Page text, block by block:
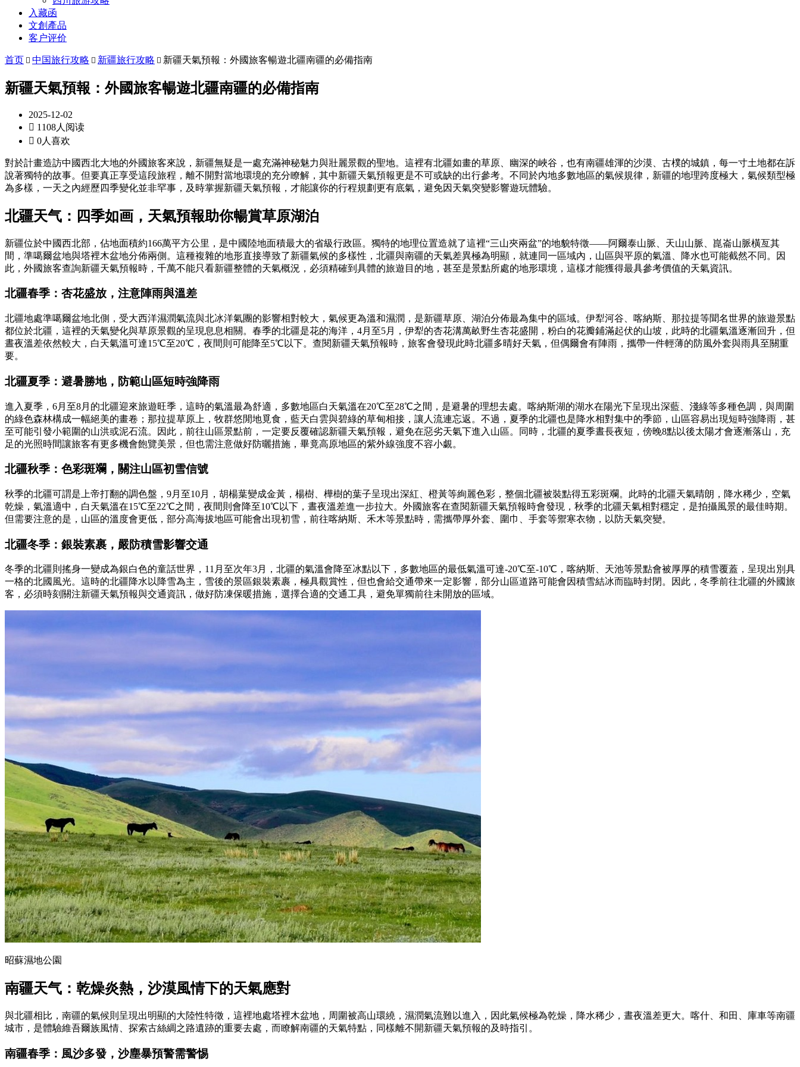
入藏函
文創產品
客户评价
首页  中国旅行攻略  新疆旅行攻略  新疆天氣預報：外國旅客暢遊北疆南疆的必備指南
新疆天氣預報：外國旅客暢遊北疆南疆的必備指南
2025-12-02
 1108人阅读
 0人喜欢
對於計畫造訪中國西北大地的外國旅客來說，新疆無疑是一處充滿神秘魅力與壯麗景觀的聖地。這裡有北疆如畫的草原、幽深的峽谷，也有南疆雄渾的沙漠、古樸的城鎮，每一寸土地都在訴
說著獨特的故事。但要真正享受這段旅程，離不開對當地環境的充分瞭解，其中新疆天氣預報更是不可或缺的出行參考。不同於內地多數地區的氣候規律，新疆的地理跨度極大，氣候類型極
為多樣，一天之內經歷四季變化並非罕事，及時掌握新疆天氣預報，才能讓你的行程規劃更有底氣，避免因天氣突變影響遊玩體驗。
北疆天气：四季如画，天氣預報助你暢賞草原湖泊
新疆位於中國西北部，佔地面積約166萬平方公里，是中國陸地面積最大的省級行政區。獨特的地理位置造就了這裡“三山夾兩盆”的地貌特徵——阿爾泰山脈、天山山脈、崑崙山脈橫亙其
間，準噶爾盆地與塔裡木盆地分佈兩側。這種複雜的地形直接導致了新疆氣候的多樣性，北疆與南疆的天氣差異極為明顯，就連同一區域內，山區與平原的氣溫、降水也可能截然不同。因
此，外國旅客查詢新疆天氣預報時，千萬不能只看新疆整體的天氣概況，必須精確到具體的旅遊目的地，甚至是景點所處的地形環境，這樣才能獲得最具參考價值的天氣資訊。
北疆春季：杏花盛放，注意陣雨與溫差
北疆地處準噶爾盆地北側，受大西洋濕潤氣流與北冰洋氣團的影響相對較大，氣候更為溫和濕潤，是新疆草原、湖泊分佈最為集中的區域。伊犁河谷、喀納斯、那拉提等聞名世界的旅遊景點
都位於北疆，這裡的天氣變化與草原景觀的呈現息息相關。春季的北疆是花的海洋，4月至5月，伊犁的杏花溝萬畝野生杏花盛開，粉白的花瓣鋪滿起伏的山坡，此時的北疆氣溫逐漸回升，但
晝夜溫差依然較大，白天氣溫可達15℃至20℃，夜間則可能降至5℃以下。查閱新疆天氣預報時，旅客會發現此時北疆多晴好天氣，但偶爾會有陣雨，攜帶一件輕薄的防風外套與雨具至關重
要。
北疆夏季：避暑勝地，防範山區短時強降雨
進入夏季，6月至8月的北疆迎來旅遊旺季，這時的氣溫最為舒適，多數地區白天氣溫在20℃至28℃之間，是避暑的理想去處。喀納斯湖的湖水在陽光下呈現出深藍、淺綠等多種色調，與周圍
的綠色森林構成一幅絕美的畫卷；那拉提草原上，牧群悠閒地覓食，藍天白雲與碧綠的草甸相接，讓人流連忘返。不過，夏季的北疆也是降水相對集中的季節，山區容易出現短時強降雨，甚
至可能引發小範圍的山洪或泥石流。因此，前往山區景點前，一定要反覆確認新疆天氣預報，避免在惡劣天氣下進入山區。同時，北疆的夏季晝長夜短，傍晚8點以後太陽才會逐漸落山，充
足的光照時間讓旅客有更多機會飽覽美景，但也需注意做好防曬措施，畢竟高原地區的紫外線強度不容小覷。
北疆秋季：色彩斑斕，關注山區初雪信號
秋季的北疆可謂是上帝打翻的調色盤，9月至10月，胡楊葉變成金黃，楊樹、樺樹的葉子呈現出深紅、橙黃等絢麗色彩，整個北疆被裝點得五彩斑斕。此時的北疆天氣晴朗，降水稀少，空氣
乾燥，氣溫適中，白天氣溫在15℃至22℃之間，夜間則會降至10℃以下，晝夜溫差進一步拉大。外國旅客在查閱新疆天氣預報時會發現，秋季的北疆天氣相對穩定，是拍攝風景的最佳時期。
但需要注意的是，山區的溫度會更低，部分高海拔地區可能會出現初雪，前往喀納斯、禾木等景點時，需攜帶厚外套、圍巾、手套等禦寒衣物，以防天氣突變。
北疆冬季：銀裝素裹，嚴防積雪影響交通
冬季的北疆則搖身一變成為銀白色的童話世界，11月至次年3月，北疆的氣溫會降至冰點以下，多數地區的最低氣溫可達-20℃至-10℃，喀納斯、天池等景點會被厚厚的積雪覆蓋，呈現出別具
一格的北國風光。這時的北疆降水以降雪為主，雪後的景區銀裝素裹，極具觀賞性，但也會給交通帶來一定影響，部分山區道路可能會因積雪結冰而臨時封閉。因此，冬季前往北疆的外國旅
客，必須時刻關注新疆天氣預報與交通資訊，做好防凍保暖措施，選擇合適的交通工具，避免單獨前往未開放的區域。
昭蘇濕地公園
南疆天气：乾燥炎熱，沙漠風情下的天氣應對
與北疆相比，南疆的氣候則呈現出明顯的大陸性特徵，這裡地處塔裡木盆地，周圍被高山環繞，濕潤氣流難以進入，因此氣候極為乾燥，降水稀少，晝夜溫差更大。喀什、和田、庫車等南疆
城市，是體驗維吾爾族風情、探索古絲綢之路遺跡的重要去處，而瞭解南疆的天氣特點，同樣離不開新疆天氣預報的及時指引。
南疆春季：風沙多發，沙塵暴預警需警惕